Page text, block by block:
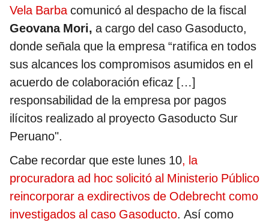
Vela Barba comunicó al despacho de la fiscal
Geovana Mori, a cargo del caso Gasoducto,
donde señala que la empresa “ratifica en todos
sus alcances los compromisos asumidos en el
acuerdo de colaboración eficaz […]
responsabilidad de la empresa por pagos
ilícitos realizado al proyecto Gasoducto Sur
Peruano".
Cabe recordar que este lunes 10, la
procuradora ad hoc solicitó al Ministerio Público
reincorporar a exdirectivos de Odebrecht como
investigados al caso Gasoducto. Así como